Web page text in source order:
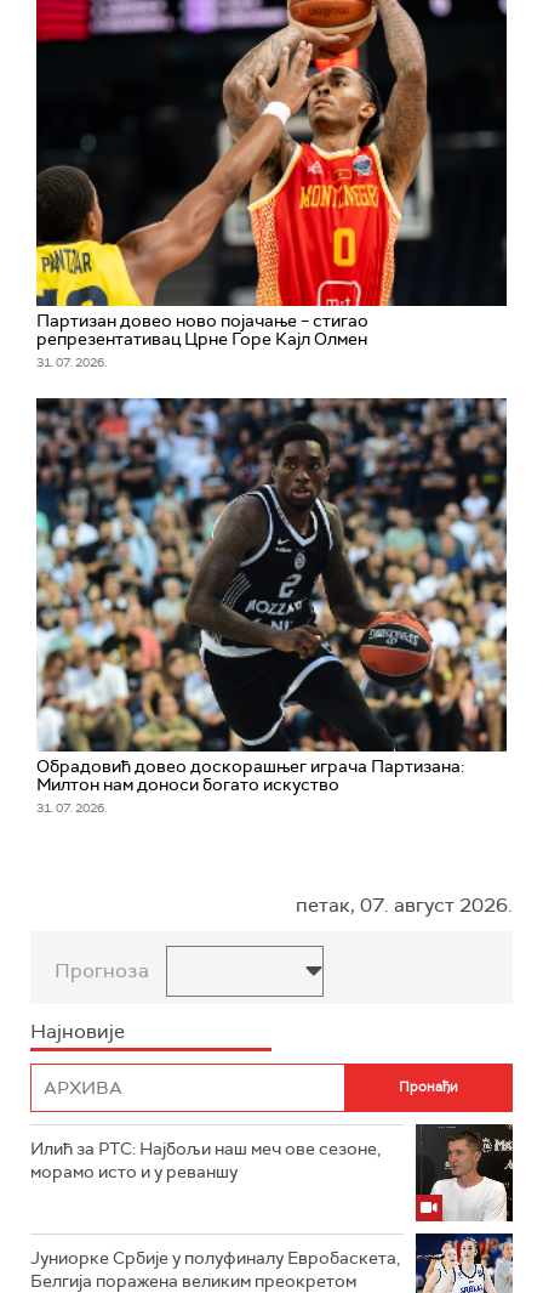
Партизан довео ново појачање – стигао
репрезентативац Црне Горе Кајл Олмен
31. 07. 2026.
Обрадовић довео доскорашњег играча Партизана:
Милтон нам доноси богато искуство
31. 07. 2026.
петак, 07. август 2026.
Прогноза
Најновије
Илић за РТС: Најбољи наш меч ове сезоне,
морамо исто и у реваншу
Јуниорке Србије у полуфиналу Евробаскета,
Белгија поражена великим преокретом